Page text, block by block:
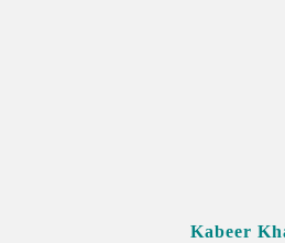
Kabeer